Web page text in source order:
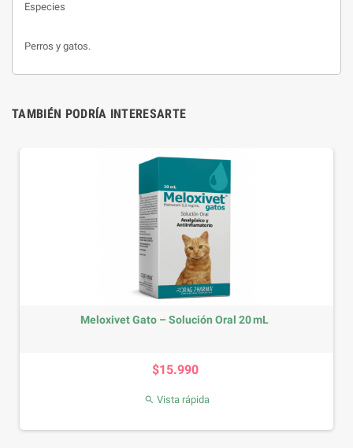
Especies
Perros y gatos.
TAMBIÉN PODRÍA INTERESARTE
Meloxivet Gato – Solución Oral 20 mL
$15.990
 Vista rápida